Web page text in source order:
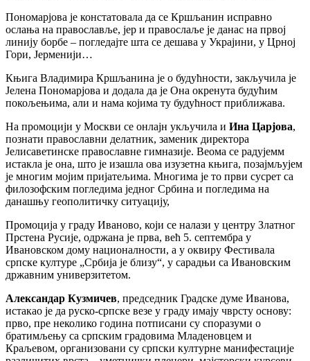
Пономарјова је констатовала да се Кршљанин исправно
ослања на православље, јер и правослаље је данас на првој
линију борбе – погледајте шта се дешава у Украјини, у Црној
Гори, Јерменији…
Књига Владимира Кршљанина је о будућности, закључила је
Јелена Пономарјова и додала да је Она окренута будућим
покољењима, али и нама којима ту будућност приближава.
На промоцији у Москви се онлајн укључила и Ина Царјова,
познати православни делатник, заменик директора
Јелисаветинске православне гимназије. Веома се радујемм
истакла је она, што је изашла ова изузетна књига, позајмљујем
је многим мојим пријатељима. Многима је то први сусрет са
филозофским погледима једног Србина и погледима на
данашњу геополитичку ситуацију,
Промоција у граду Иваново, који се налази у центру Златног
Прстена Русије, одржана је прва, већ 5. септембра у
Ивановском дому националности, а у оквиру Фестивала
српске културе „Србија је близу“, у сарадњи са Ивановским
државним универзитетом.
Александар Кузмичев, председник Градске думе Иванова,
истакао је да руско-српске везе у граду имају чврсту основу:
прво, пре неколико година потписани су споразуми о
братимљењу са српским градовима Младеновцем и
Краљевом, организовани су српски културне манифестације